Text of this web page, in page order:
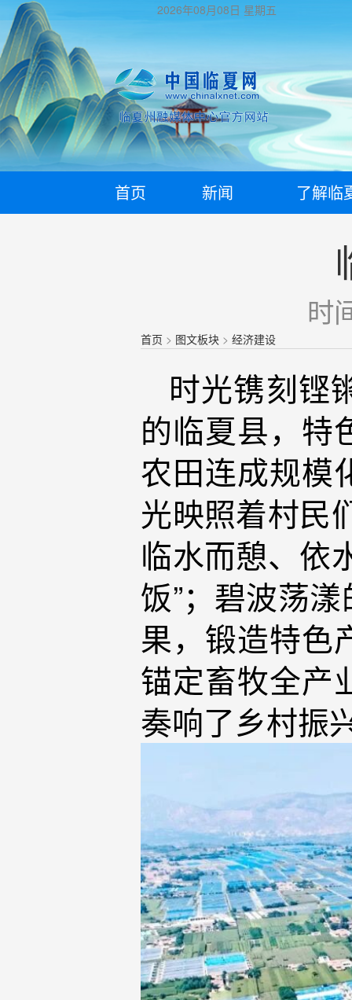
2026年08月08日 星期五
首页 新闻 了解临
时
首页 > 图文板块 >经济建设
时光镌刻铿
的临夏县，特
农田连成规模
光映照着村民
临水而憩、依
饭”；碧波荡
果，锻造特色
锚定畜牧全产
奏响了乡村